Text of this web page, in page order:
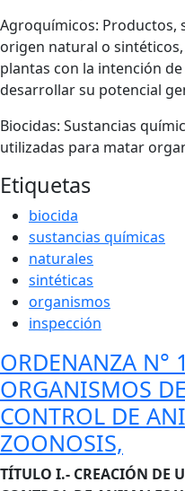
Agroquímicos: Productos,
origen natural o
plantas con la intención
desarrollar su potencial
Biocidas: Sustancias
utilizadas para matar
Etiquetas
biocida
sustancias químicas
naturales
sintéticas
organismos
inspección
ORDENANZA N°
ORGANISMOS
CONTROL DE
ZOONOSIS,
Cuerpo
TÍTULO I.- CREACIÓN DE